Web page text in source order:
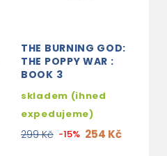
THE BURNING GOD:
THE POPPY WAR :
BOOK 3
skladem (ihned
expedujeme)
299 Kč -15% 254 Kč